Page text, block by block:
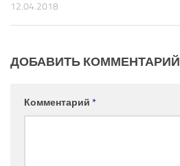
12.04.2018
ДОБАВИТЬ КОММЕНТАРИЙ
Комментарий *